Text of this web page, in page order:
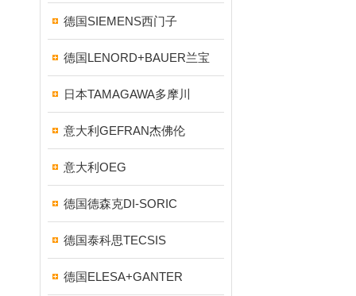
德国SIEMENS西门子
德国LENORD+BAUER兰宝
日本TAMAGAWA多摩川
意大利GEFRAN杰佛伦
意大利OEG
德国德森克DI-SORIC
德国泰科思TECSIS
德国ELESA+GANTER